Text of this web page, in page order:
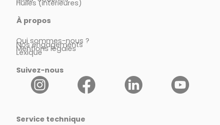
Huiles (intérieures)
À propos
Qui sommes-nous ?
Nos engagements
Mentions légales
Lexique
Suivez-nous
Service technique